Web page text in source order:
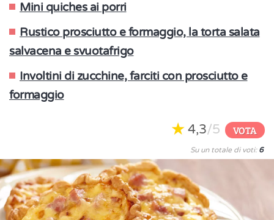
Mini quiches ai porri
Rustico prosciutto e formaggio, la torta salata
salvacena e svuotafrigo
Involtini di zucchine, farciti con prosciutto e
formaggio
4,3/5 VOTA
Su un totale di voti: 6